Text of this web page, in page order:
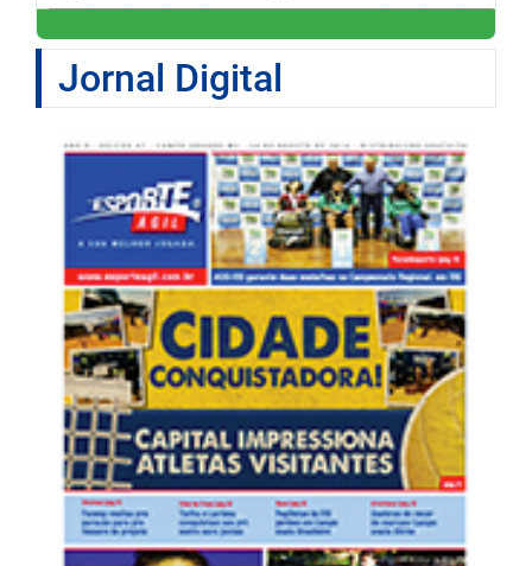
Jornal Digital